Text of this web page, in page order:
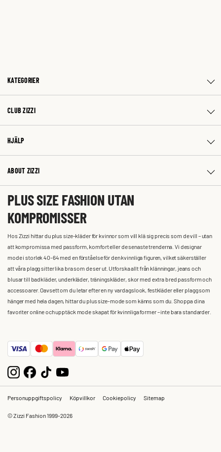
KATEGORIER
CLUB ZIZZI
HJÄLP
ABOUT ZIZZI
PLUS SIZE FASHION UTAN
KOMPROMISSER
Hos Zizzi hittar du plus size-kläder för kvinnor som vill klä sig precis som de vill – utan
att kompromissa med passform, komfort eller de senaste trenderna. Vi designar
mode i storlek 40-64 med en förståelse för den kvinnliga figuren, vilket säkerställer
att våra plagg sitter lika bra som de ser ut. Utforska allt från klänningar, jeans och
blusar till badkläder, underkläder, träningskläder, skor med extra bred passform och
accessoarer. Oavsett om du letar efter en ny vardagslook, festkläder eller plagg som
hänger med hela dagen, hittar du plus size-mode som känns som du. Shoppa dina
favoriter online och upptäck mode skapat för kvinnliga former – inte bara standarder.
Personuppgiftspolicy Köpvillkor Cookiepolicy Sitemap
© Zizzi Fashion 1999-2026